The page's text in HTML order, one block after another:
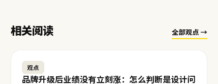
相关阅读 全部观点 →
观点
品牌升级后业绩没有立刻涨：怎么判断是设计问